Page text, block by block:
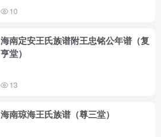
10
海南定安王氏族谱附王忠铭公年谱（复
亨堂）
13
海南琼海王氏族谱（尊三堂）